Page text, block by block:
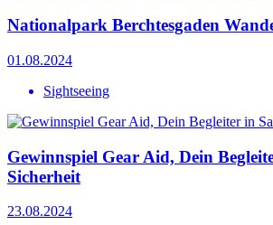
Nationalpark Berchtesgaden
01.08.2024
Sightseeing
Gewinnspiel Gear Aid, Dein
Sicherheit
23.08.2024